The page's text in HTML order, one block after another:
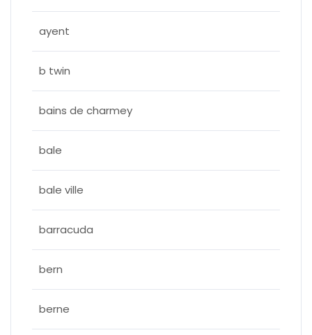
ayent
b twin
bains de charmey
bale
bale ville
barracuda
bern
berne